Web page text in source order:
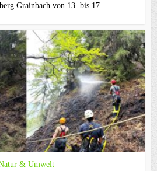
Grainbach von 13. bis 17...
& Umwelt